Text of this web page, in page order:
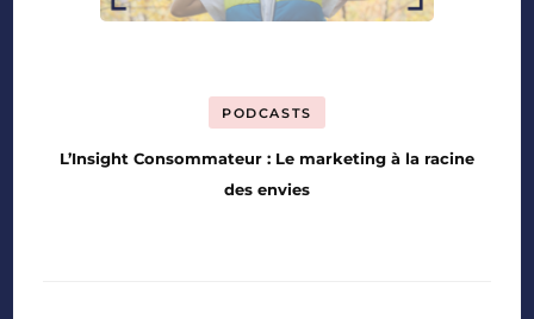
PODCASTS
L’Insight Consommateur : Le marketing à la racine
des envies